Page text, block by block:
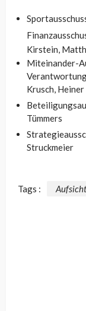
Kirstein,
Miteinander-
Krusch, Heiner
Tümmers
Struckmeier
Tags :